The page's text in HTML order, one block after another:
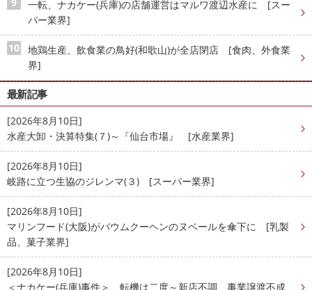
一転、ナカケー(兵庫)の店舗運営はマルワ渡辺水産に [スー
パー業界]
地鶏生産、飲食業の鳥好(和歌山)が全店閉店 [食肉、外食業
界]
最新記事
[2026年8月10日]
水産大卸・決算特集(７)～『仙台市場』 [水産業界]
[2026年8月10日]
岐路に立つ生協のジレンマ(３) [スーパー業界]
[2026年8月10日]
マリンフード(大阪)がバウムクーヘンのヌベールを傘下に [乳製
品、菓子業界]
[2026年8月10日]
＜ナカケー(兵庫)事件＞ 転機は二度～新店不調、事業譲渡不成